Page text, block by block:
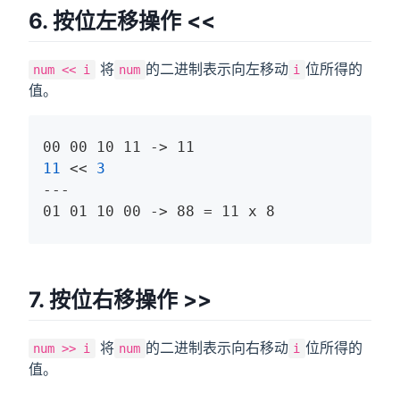
6. 按位左移操作 <<
num << i 将 num 的二进制表示向左移动 i 位所得的
值。
11 << 3
---
01 01 10 00 -> 88 = 11 x 8
7. 按位右移操作 >>
num >> i 将 num 的二进制表示向右移动 i 位所得的
值。